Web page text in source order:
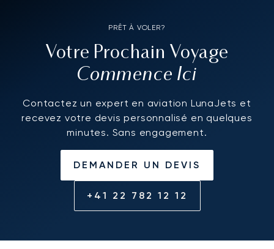
PRÊT À VOLER?
Votre Prochain Voyage
Commence Ici
Contactez un expert en aviation LunaJets et
recevez votre devis personnalisé en quelques
minutes. Sans engagement.
DEMANDER UN DEVIS
+41 22 782 12 12